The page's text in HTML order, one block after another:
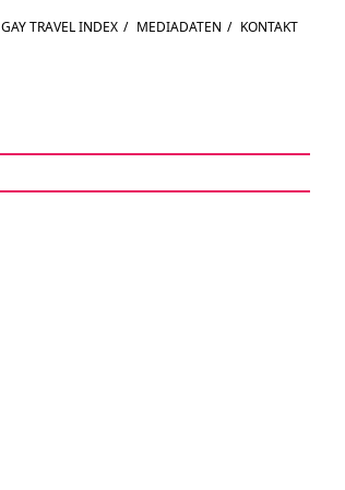
GAY TRAVEL INDEX / MEDIADATEN / KONTAKT